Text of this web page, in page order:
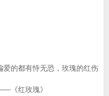
的都有恃无恐，玫瑰的红伤
《红玫瑰》